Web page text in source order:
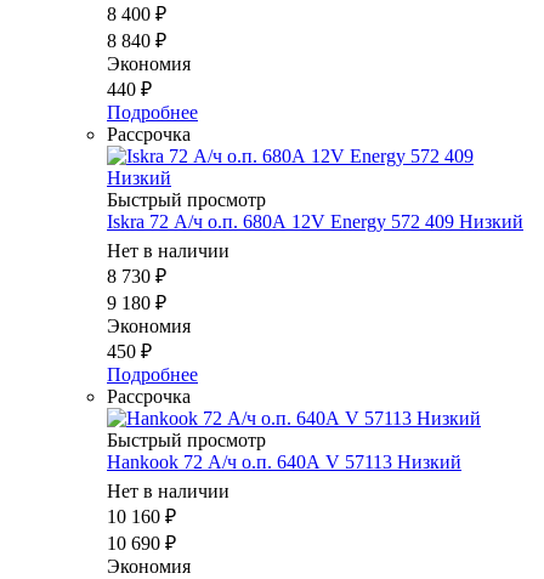
8 400 ₽
8 840 ₽
Экономия
440 ₽
Подробнее
Рассрочка
Быстрый просмотр
Iskra 72 А/ч о.п. 680А 12V Energy 572 409 Низкий
Нет в наличии
8 730 ₽
9 180 ₽
Экономия
450 ₽
Подробнее
Рассрочка
Быстрый просмотр
Hankook 72 А/ч о.п. 640А V 57113 Низкий
Нет в наличии
10 160 ₽
10 690 ₽
Экономия